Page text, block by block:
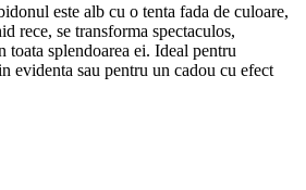
este alb cu o tenta fada de culoare,
rece, se transforma spectaculos,
toata splendoarea ei. Ideal pentru
evidenta sau pentru un cadou cu efect